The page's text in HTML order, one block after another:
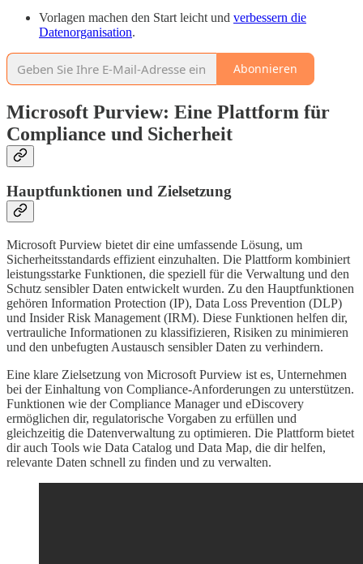
Vorlagen machen den Start leicht und verbessern die
Datenorganisation.
Abonnieren
Microsoft Purview: Eine Plattform für
Compliance und Sicherheit
Hauptfunktionen und Zielsetzung
Microsoft Purview bietet dir eine umfassende Lösung, um
Sicherheitsstandards effizient einzuhalten. Die Plattform kombiniert
leistungsstarke Funktionen, die speziell für die Verwaltung und den
Schutz sensibler Daten entwickelt wurden. Zu den Hauptfunktionen
gehören Information Protection (IP), Data Loss Prevention (DLP)
und Insider Risk Management (IRM). Diese Funktionen helfen dir,
vertrauliche Informationen zu klassifizieren, Risiken zu minimieren
und den unbefugten Austausch sensibler Daten zu verhindern.
Eine klare Zielsetzung von Microsoft Purview ist es, Unternehmen
bei der Einhaltung von Compliance-Anforderungen zu unterstützen.
Funktionen wie der Compliance Manager und eDiscovery
ermöglichen dir, regulatorische Vorgaben zu erfüllen und
gleichzeitig die Datenverwaltung zu optimieren. Die Plattform bietet
dir auch Tools wie Data Catalog und Data Map, die dir helfen,
relevante Daten schnell zu finden und zu verwalten.